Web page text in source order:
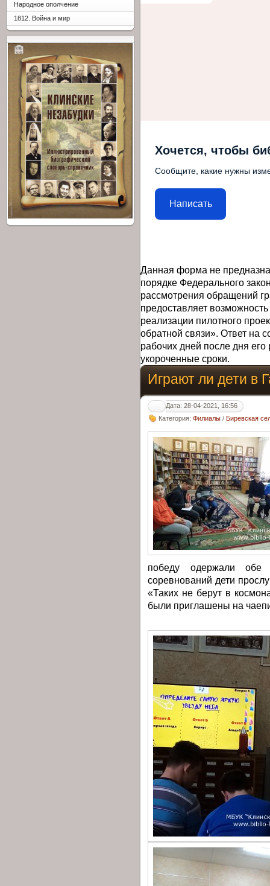
Хочется, чтобы
Сообщите, какие нужны
Написать
Данная форма не
порядке Федерального
рассмотрения обращений
предоставляет
реализации пилотного
обратной связи». Ответ на
рабочих дней после дня
укороченные сроки.
Играют ли дети в
Дата: 28-04-2021, 16:56
Категория: Филиалы / Биревская
победу одержали обе
соревнований дети
«Таких не берут в
были приглашены на
Народное ополчение
1812. Война и мир